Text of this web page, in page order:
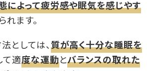
によって疲労感や眠気を感じやす
れます。
としては、 質が高く十分な睡眠を
て適度な運動とバランスの取れた